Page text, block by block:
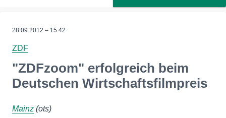
28.09.2012 – 15:42
ZDF
"ZDFzoom" erfolgreich beim
Deutschen Wirtschaftsfilmpreis
Mainz (ots)